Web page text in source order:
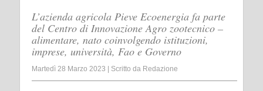
L’azienda agricola Pieve Ecoenergia fa parte
del Centro di Innovazione Agro zootecnico –
alimentare, nato coinvolgendo istituzioni,
imprese, università, Fao e Governo
Martedì 28 Marzo 2023 Scritto da Redazione